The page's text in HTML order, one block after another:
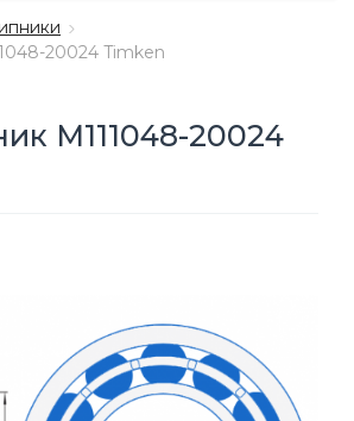
20024 Timken
M111048-20024